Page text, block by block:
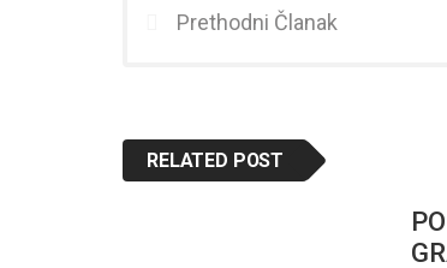
Prethodni Članak
RELATED POST